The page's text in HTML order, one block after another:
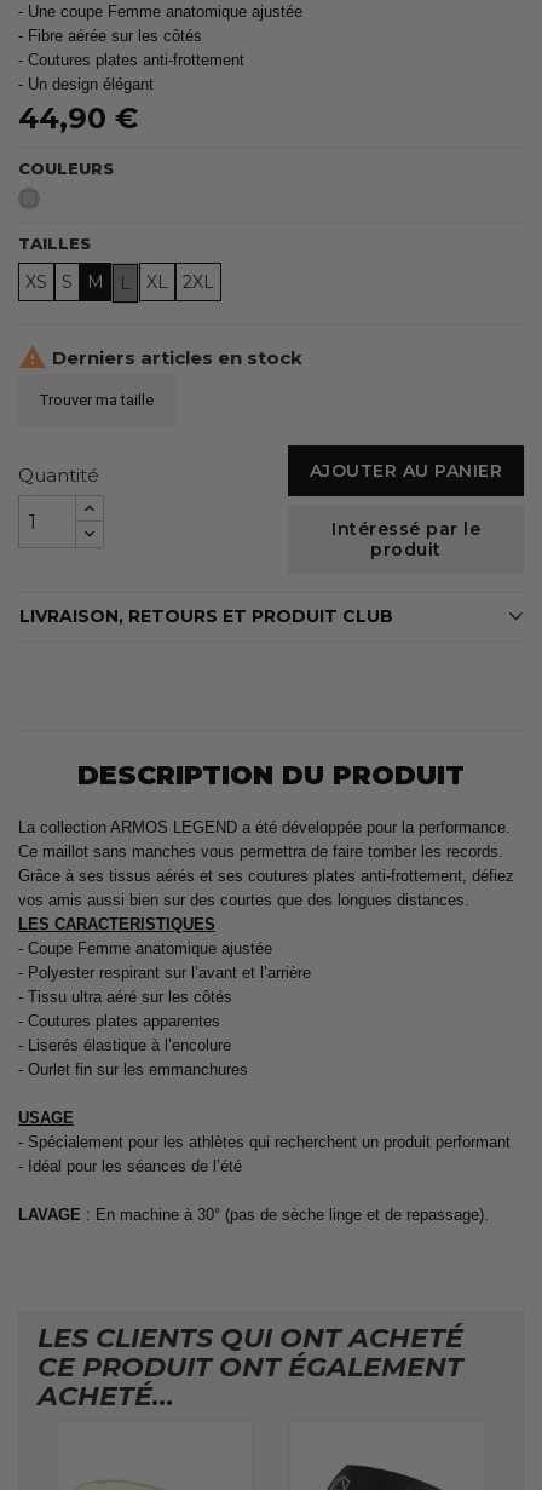
- Une coupe Femme anatomique ajustée
- Fibre aérée sur les côtés
- Coutures plates anti-frottement
- Un design élégant
44,90 €
COULEURS
Gris
TAILLES
XS S M L XL 2XL
 Derniers articles en stock
Trouver ma taille
Quantité AJOUTER AU PANIER
Intéressé par le
produit
LIVRAISON, RETOURS ET PRODUIT CLUB
DESCRIPTION DU PRODUIT
La collection ARMOS LEGEND a été développée pour la performance.
Ce maillot sans manches vous permettra de faire tomber les records.
Grâce à ses tissus aérés et ses coutures plates anti-frottement, défiez
vos amis aussi bien sur des courtes que des longues distances.
LES CARACTERISTIQUES
- Coupe Femme anatomique ajustée
- Polyester respirant sur l’avant et l’arrière
- Tissu ultra aéré sur les côtés
- Coutures plates apparentes
- Liserés élastique à l’encolure
- Ourlet fin sur les emmanchures
USAGE
- Spécialement pour les athlètes qui recherchent un produit performant
- Idéal pour les séances de l’été
LAVAGE : En machine à 30° (pas de sèche linge et de repassage).
LES CLIENTS QUI ONT ACHETÉ
CE PRODUIT ONT ÉGALEMENT
ACHETÉ...